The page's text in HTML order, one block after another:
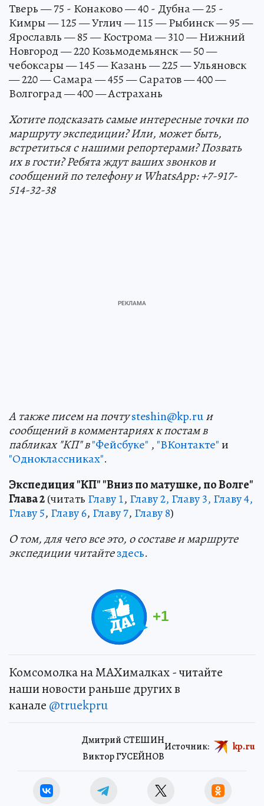
Тверь — 75 - Конаково — 40 - Дубна — 25 -
Кимры — 125 — Углич — 115 — Рыбинск — 95 —
Ярославль — 85 — Кострома — 310 — Нижний
Новгород — 220 Козьмодемьянск — 50 —
чебоксары — 145 — Казань — 225 — Ульяновск
— 220 — Самара — 455 — Саратов — 400 —
Волгоград — 400 — Астрахань
Хотите подсказать самые интересные точки по
маршруту экспедиции? Или, может быть,
встретиться с нашими репортерами? Позвать
их в гости? Ребята ждут ваших звонков и
сообщений по телефону и WhatsApp: +7-917-
514-32-38
А также писем на почтуsteshin@kp.ruи
сообщений в комментариях к постам в
пабликах "КП" в"Фейсбуке" , "ВКонтакте"и
"Одноклассниках".
Экспедиция "КП" "Вниз по матушке, по Волге"
Глава 2(читать Главу 1, Главу 2, Главу 3, Главу 4,
Главу 5, Главу 6, Главу 7, Главу 8)
О том, для чего все это, о составе и маршруте
экспедиции читайтездесь.
+1
Комсомолка на MAXималках - читайте
наши новости раньше других в
канале @truekpru
Дмитрий СТЕШИН
Виктор ГУСЕЙНОВ
Источник: kp.ru